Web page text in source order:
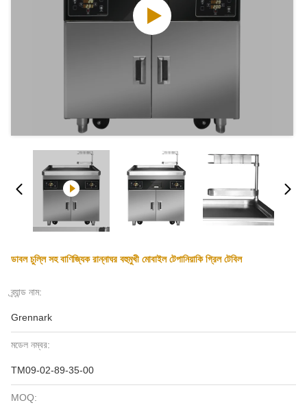
ডাবল চুল্লি সহ বাণিজ্যিক রান্নাঘর বহুমুখী মোবাইল টেপানিয়াকি গ্রিল টেবিল
ব্র্যান্ড নাম:
Grennark
মডেল নম্বর:
TM09-02-89-35-00
MOQ: